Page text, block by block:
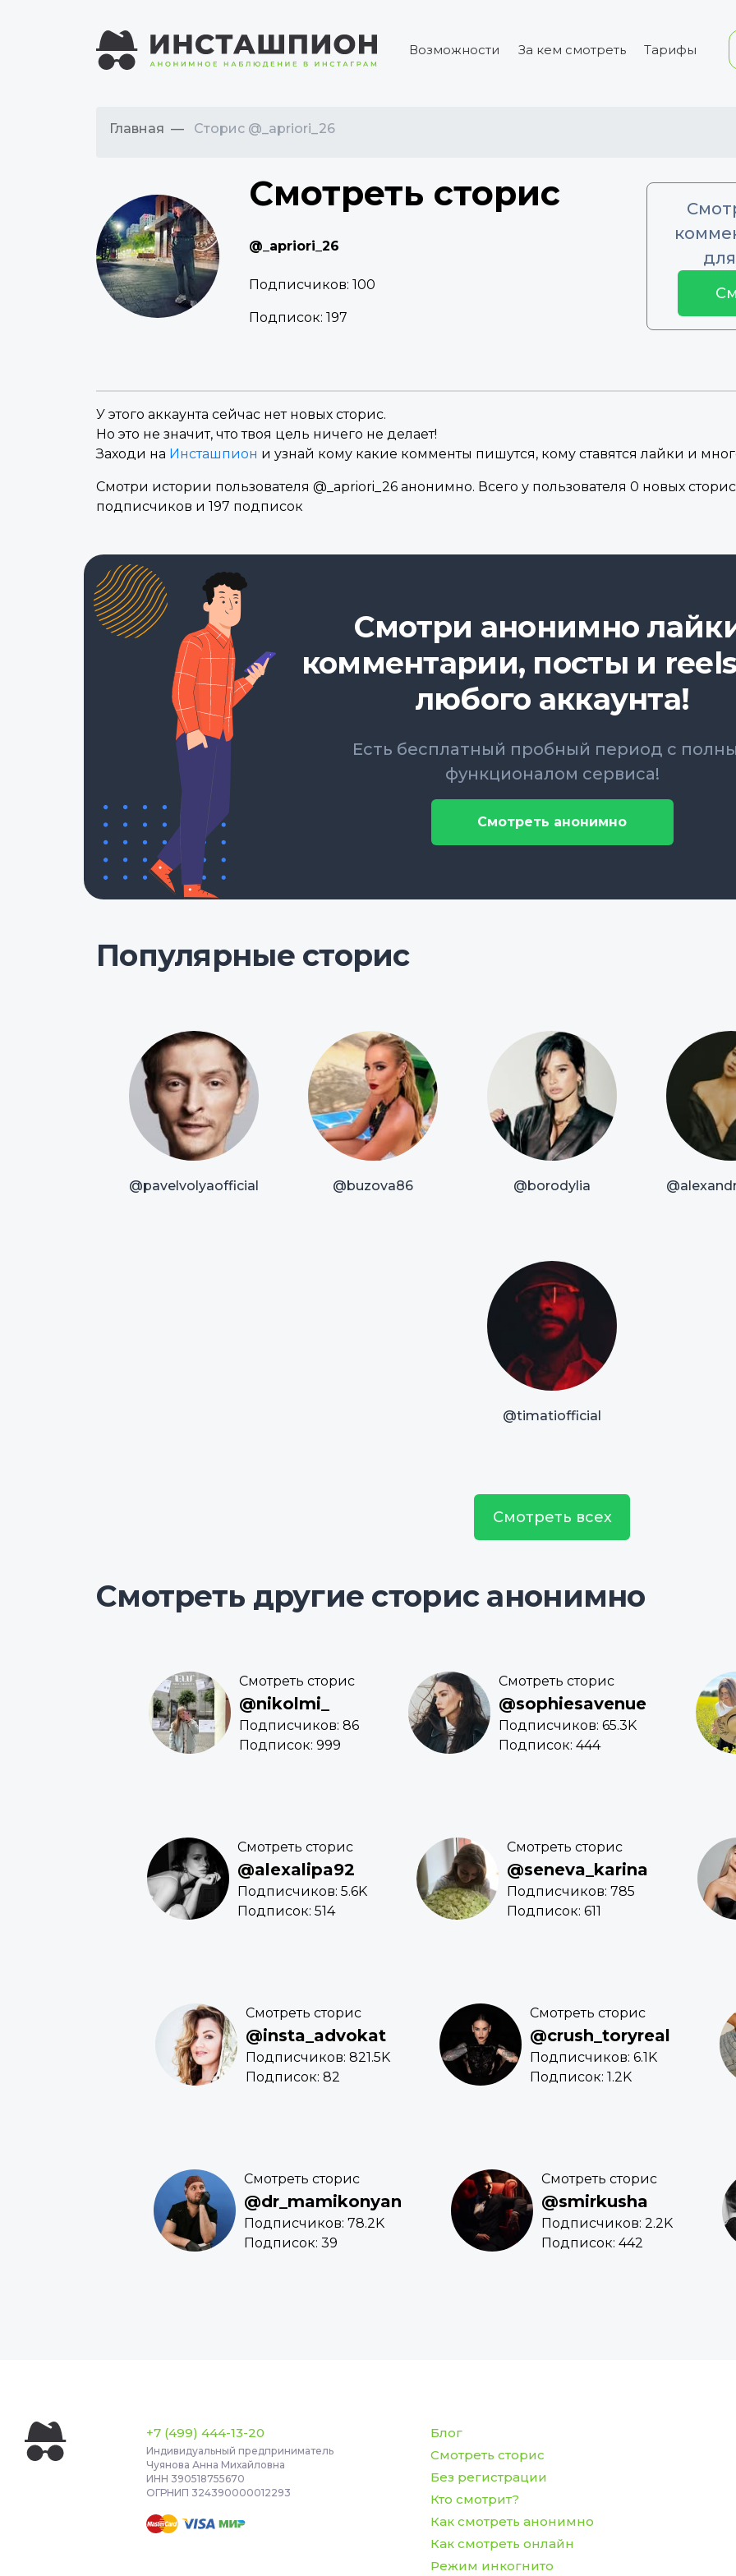
Возможности За кем смотреть Тарифы
Главная Сторис @_apriori_26
Смотреть сторис
@_apriori_26
Подписчиков: 100
Подписок: 197
У этого аккаунта сейчас нет новых сторис.
Но это не значит, что твоя цель ничего не делает!
Заходи на Инсташпион и узнай кому какие комменты пишутся, кому ставятся лайки и
Смотри истории пользователя @_apriori_26 анонимно. Всего у пользователя 0 новых
подписчиков и 197 подписок
Смотри анонимно
комментарии, посты и
любого аккаунта!
Есть бесплатный пробный период с
функционалом сервиса!
Смотреть анонимно
Популярные сторис
@pavelvolyaofficial @buzova86 @borodylia
@timatiofficial
Смотреть всех
Смотреть другие сторис анонимно
Смотреть сторис
@nikolmi_
Подписчиков: 86
Подписок: 999
Смотреть сторис
@sophiesavenue
Подписчиков: 65.3K
Подписок: 444
Смотреть сторис
@alexalipa92
Подписчиков: 5.6K
Подписок: 514
Смотреть сторис
@seneva_karina
Подписчиков: 785
Подписок: 611
Смотреть сторис
@insta_advokat
Подписчиков: 821.5K
Подписок: 82
Смотреть сторис
@crush_toryreal
Подписчиков: 6.1K
Подписок: 1.2K
Смотреть сторис
@dr_mamikonyan
Подписчиков: 78.2K
Подписок: 39
Смотреть сторис
@smirkusha
Подписчиков: 2.2K
Подписок: 442
+7 (499) 444-13-20
Индивидуальный предприниматель
Чуянова Анна Михайловна
ИНН 390518755670
ОГРНИП 324390000012293
Блог
Смотреть сторис
Без регистрации
Кто смотрит?
Как смотреть анонимно
Как смотреть онлайн
Режим инкогнито